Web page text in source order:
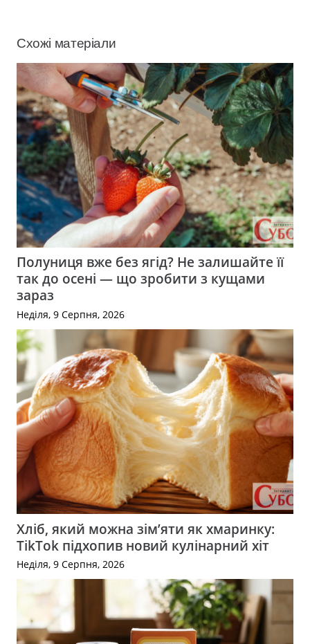
Схожі матеріали
Полуниця вже без ягід? Не залишайте її
так до осені — що зробити з кущами
зараз
Неділя, 9 Серпня, 2026
Хліб, який можна зім’яти як хмаринку:
TikTok підхопив новий кулінарний хіт
Неділя, 9 Серпня, 2026